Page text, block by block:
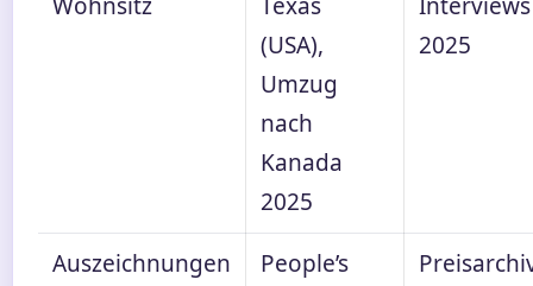
Wohnsitz
Texas
(USA),
Umzug
nach
Kanada
2025
Interviews
2025
Auszeichnungen
People’s